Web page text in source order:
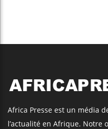
Africa Presse est un média
l’actualité en Afrique. Notre